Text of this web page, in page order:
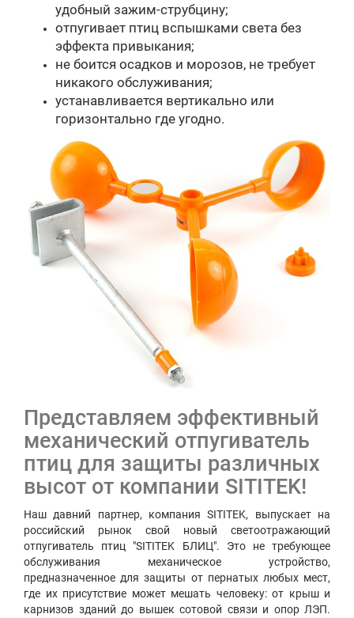
удобный зажим-струбцину;
отпугивает птиц вспышками света без
эффекта привыкания;
не боится осадков и морозов, не требует
никакого обслуживания;
устанавливается вертикально или
горизонтально где угодно.
Представляем эффективный
механический отпугиватель
птиц для защиты различных
высот от компании SITITEK!
Наш давний партнер, компания SITITEK, выпускает на
российский рынок свой новый светоотражающий
отпугиватель птиц "SITITEK БЛИЦ". Это не требующее
обслуживания механическое устройство,
предназначенное для защиты от пернатых любых мест,
где их присутствие может мешать человеку: от крыш и
карнизов зданий до вышек сотовой связи и опор ЛЭП.